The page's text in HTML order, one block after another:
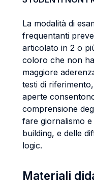
La modalità di
frequentanti
articolato in 2 o
coloro che non
maggiore
testi di
aperte
comprensione
fare giornalismo e
building, e delle
logic.
Materiali